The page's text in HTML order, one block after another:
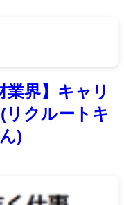
業界】キャリ
リクルートキ
)